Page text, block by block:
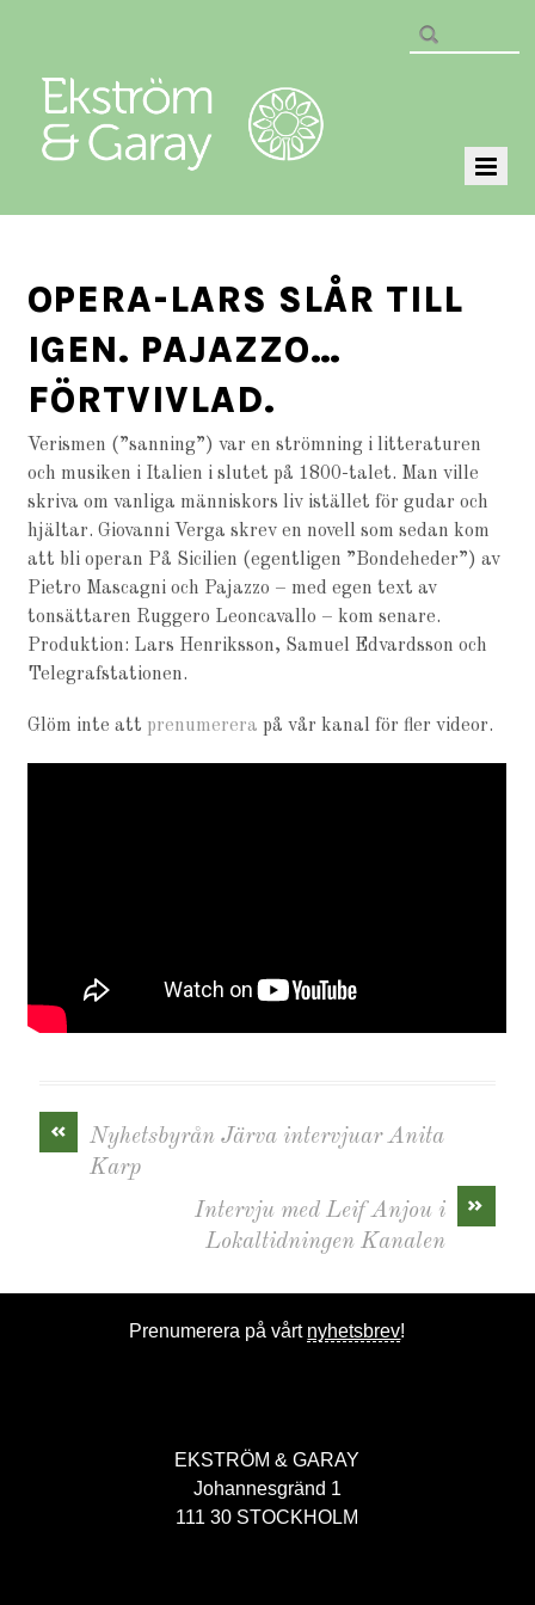
OPERA-LARS SLÅR TILL
IGEN. PAJAZZO…
FÖRTVIVLAD.
Verismen (”sanning”) var en strömning i litteraturen
och musiken i Italien i slutet på 1800-talet. Man ville
skriva om vanliga människors liv istället för gudar och
hjältar. Giovanni Verga skrev en novell som sedan kom
att bli operan På Sicilien (egentligen ”Bondeheder”) av
Pietro Mascagni och Pajazzo – med egen text av
tonsättaren Ruggero Leoncavallo – kom senare.
Produktion: Lars Henriksson, Samuel Edvardsson och
Telegrafstationen.
Glöm inte att prenumerera på vår kanal för fler videor.
«
Nyhetsbyrån Järva intervjuar Anita
Karp
»
Intervju med Leif Anjou i
Lokaltidningen Kanalen
Prenumerera på vårt nyhetsbrev!
EKSTRÖM & GARAY
Johannesgränd 1
111 30 STOCKHOLM